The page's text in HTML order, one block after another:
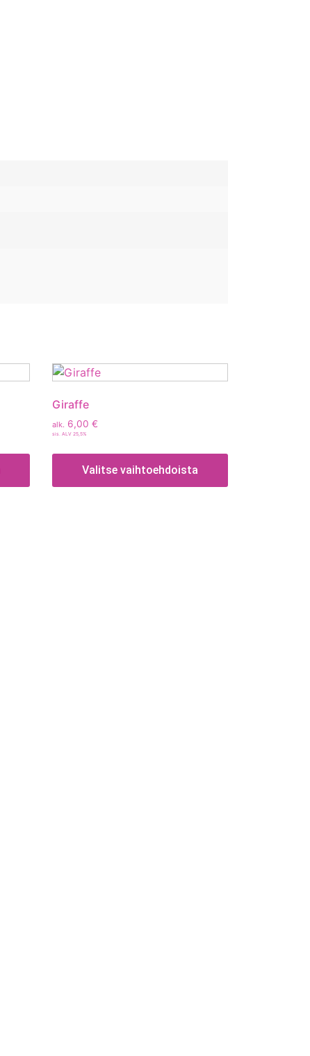
Giraffe
alk. 6,00 €
sis. ALV 25,5%
Valitse vaihtoehdoista